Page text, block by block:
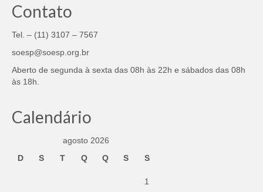
Contato
Tel. – (11) 3107 – 7567
soesp@soesp.org.br
Aberto de segunda à sexta das 08h às 22h e sábados das 08h
às 18h.
Calendário
agosto 2026
D
S T Q Q S S
1